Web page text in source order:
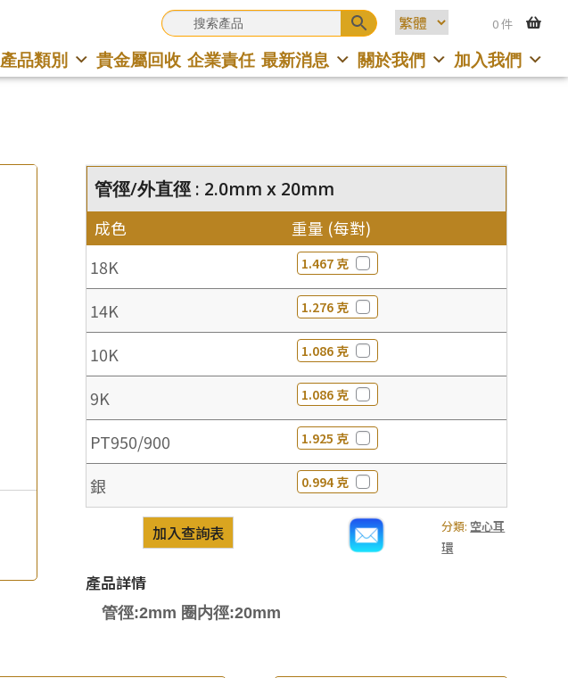
0 件
產品類別 貴金屬回收 企業責任 最新消息 關於我們 加入我們
管徑/外直徑 : 2.0mm x 20mm
成色 重量 (每對)
18K 1.467 克
14K 1.276 克
10K 1.086 克
9K 1.086 克
PT950/900 1.925 克
銀 0.994 克
分類: 空心耳
環
加入查詢表
產品詳情
管徑:2mm 圈内徑:20mm